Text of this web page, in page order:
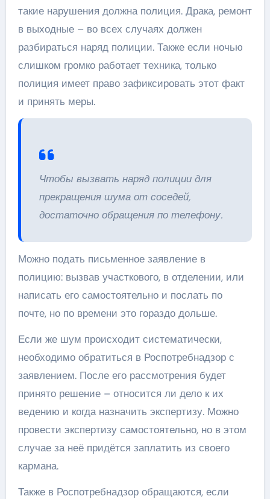
такие нарушения должна полиция. Драка, ремонт
в выходные – во всех случаях должен
разбираться наряд полиции. Также если ночью
слишком громко работает техника, только
полиция имеет право зафиксировать этот факт
и принять меры.
Чтобы вызвать наряд полиции для
прекращения шума от соседей,
достаточно обращения по телефону.
Можно подать письменное заявление в
полицию: вызвав участкового, в отделении, или
написать его самостоятельно и послать по
почте, но по времени это гораздо дольше.
Если же шум происходит систематически,
необходимо обратиться в Роспотребнадзор с
заявлением. После его рассмотрения будет
принято решение – относится ли дело к их
ведению и когда назначить экспертизу. Можно
провести экспертизу самостоятельно, но в этом
случае за неё придётся заплатить из своего
кармана.
Также в Роспотребнадзор обращаются, если